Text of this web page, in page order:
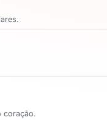
coração.